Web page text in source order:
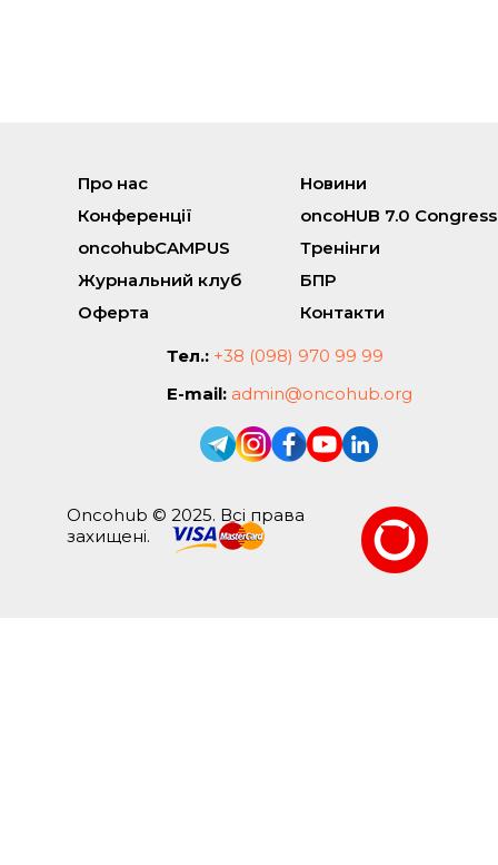
Про нас
Новини
Конференції
oncoHUB 7.0 Congress
oncohubCAMPUS
Тренінги
Журнальний клуб
БПР
Оферта
Контакти
Тел.: +38 (098) 970 99 99
E-mail: admin@oncohub.org
Oncohub © 2025. Всі права
захищені.